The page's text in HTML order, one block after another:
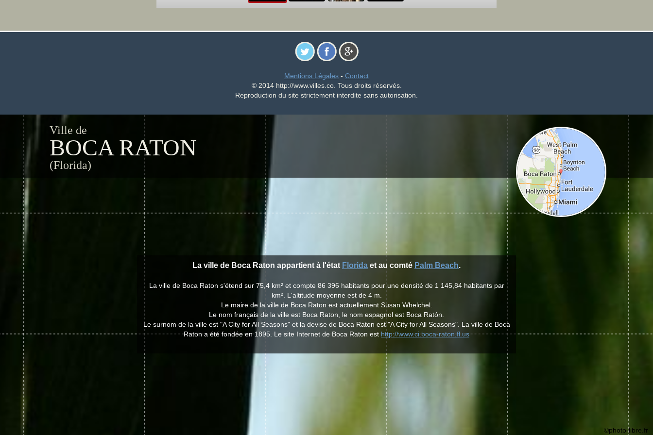
Mentions Légales - Contact
© 2014 http://www.villes.co. Tous droits réservés.
Reproduction du site strictement interdite sans autorisation.
Ville de
BOCA RATON
(Florida)
La ville de Boca Raton appartient à l'état Florida et au comté Palm Beach.
La ville de Boca Raton s'étend sur 75,4 km² et compte 86 396 habitants pour une densité de 1 145,84 habitants par
km². L'altitude moyenne est de 4 m.
Le maire de la ville de Boca Raton est actuellement Susan Whelchel.
Le nom français de la ville est Boca Raton, le nom espagnol est Boca Ratón.
Le surnom de la ville est "A City for All Seasons" et la devise de Boca Raton est "A City for All Seasons". La ville de Boca
Raton a été fondée en 1895. Le site Internet de Boca Raton est http://www.ci.boca-raton.fl.us
©photo-libre.fr